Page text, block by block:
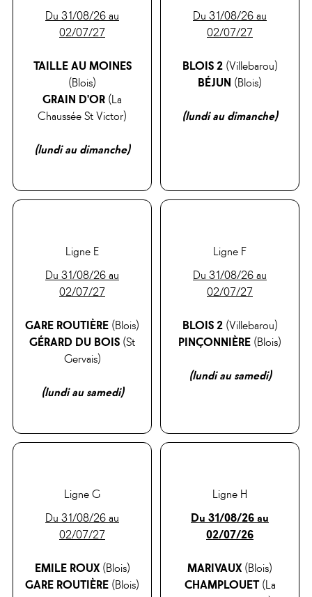
Du 31/08/26 au
02/07/27
TAILLE AU MOINES
(Blois)
GRAIN D'OR (La
Chaussée St Victor)
(lundi au dimanche)
Du 31/08/26 au
02/07/27
BLOIS 2 (Villebarou)
BÉJUN (Blois)
(lundi au dimanche)
Ligne E
Du 31/08/26 au
02/07/27
GARE ROUTIÈRE (Blois)
GÉRARD DU BOIS (St
Gervais)
(lundi au samedi)
Ligne F
Du 31/08/26 au
02/07/27
BLOIS 2 (Villebarou)
PINÇONNIÈRE (Blois)
(lundi au samedi)
Ligne G
Du 31/08/26 au
02/07/27
EMILE ROUX (Blois)
GARE ROUTIÈRE (Blois)
Ligne H
Du 31/08/26 au
02/07/26
MARIVAUX (Blois)
CHAMPLOUET(La